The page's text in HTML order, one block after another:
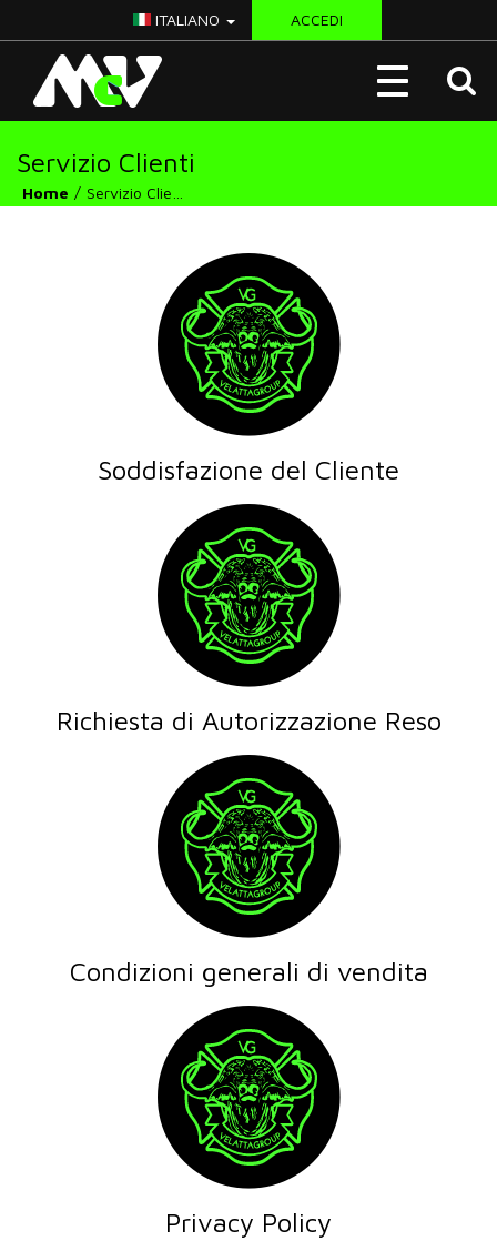
ITALIANO ACCEDI
Toggle
navigation
Servizio Clienti
Home
Soddisfazione del Cliente
Richiesta di Autorizzazione Reso
Condizioni generali di vendita
Privacy Policy